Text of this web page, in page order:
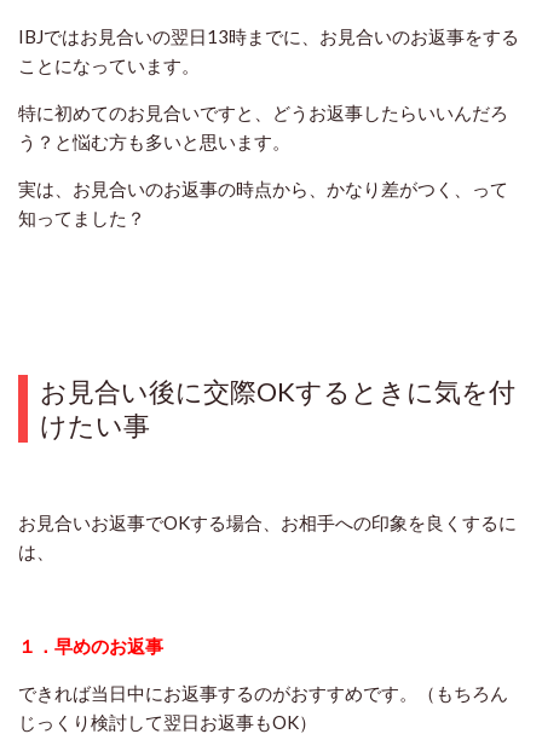
IBJではお見合いの翌日13時までに、お見合いのお返事をする
ことになっています。
特に初めてのお見合いですと、どうお返事したらいいんだろ
う？と悩む方も多いと思います。
実は、お見合いのお返事の時点から、かなり差がつく、って
知ってました？
お見合い後に交際OKするときに気を付
けたい事
お見合いお返事でOKする場合、お相手への印象を良くするに
は、
１．早めのお返事
できれば当日中にお返事するのがおすすめです。（もちろん
じっくり検討して翌日お返事もOK）